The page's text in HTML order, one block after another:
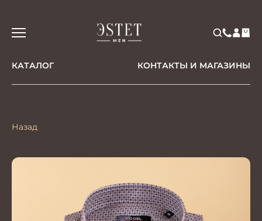
КАТАЛОГ КОНТАКТЫ И МАГАЗИНЫ
Назад